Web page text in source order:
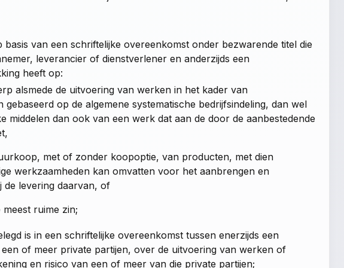
van een schriftelijke overeenkomst onder bezwarende titel die
leverancier of dienstverlener en anderzijds een
heeft op:
alsmede de uitvoering van werken in het kader van
gebaseerd op de algemene systematische bedrijfsindeling, dan wel
middelen dan ook van een werk dat aan de door de aanbestedende
met of zonder koopoptie, van producten, met dien
werkzaamheden kan omvatten voor het aanbrengen en
de levering daarvan, of
ruime zin;
is in een schriftelijke overeenkomst tussen enerzijds een
een of meer private partijen, over de uitvoering van werken of
en risico van een of meer van die private partijen;